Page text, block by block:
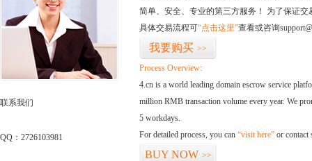
联系我们
QQ：2726103981
简单、安全、专业的第三方服务！ 为了保证
具体交易流程可“点击这里”查看或咨询
我要购买 >>
Process Overview:
4.cn is a world leading domain escrow service
million RMB transaction volume every year. We
5 workdays.
For detailed process, you can “visit here” or contact
BUY NOW >>